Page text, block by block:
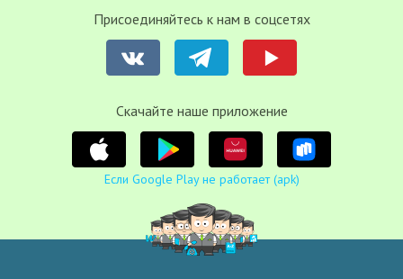
Присоединяйтесь к нам в соцсетях
Cкачайте наше приложение
Если Google Play не работает (apk)